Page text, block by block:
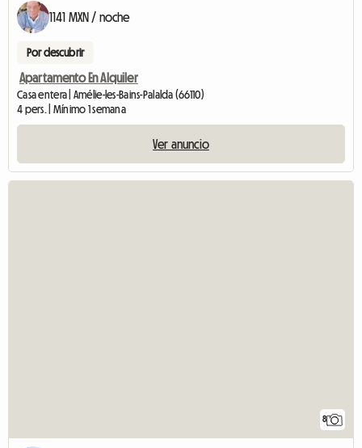
1141 MXN / noche
Por descubrir
Apartamento En Alquiler
Casa entera | Amélie-les-Bains-Palalda (66110)
4 pers. | Mínimo 1 semana
Ver anuncio
8